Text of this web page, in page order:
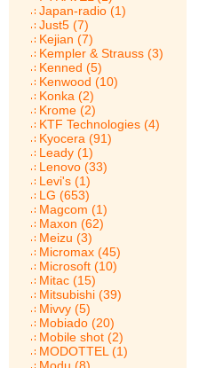
Japan-radio (1)
Just5 (7)
Kejian (7)
Kempler & Strauss (3)
Kenned (5)
Kenwood (10)
Konka (2)
Krome (2)
KTF Technologies (4)
Kyocera (91)
Leady (1)
Lenovo (33)
Levi's (1)
LG (653)
Magcom (1)
Maxon (62)
Meizu (3)
Micromax (45)
Microsoft (10)
Mitac (15)
Mitsubishi (39)
Mivvy (5)
Mobiado (20)
Mobile shot (2)
MODOTTEL (1)